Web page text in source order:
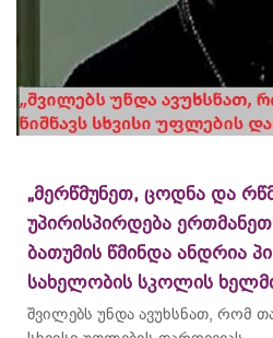
„მერწმუნეთ, ცოდნა და
უპირისპირდება
ბათუმის წმინდა ანდრია
სახელობის სკოლის
შვილებს უნდა ავუხსნათ, რომ